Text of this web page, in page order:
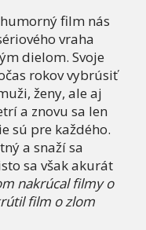
film nás
vraha
dielom. Svoje
rokov vybrúsiť
ženy, ale aj
a znovu sa len
sú pre každého.
a snaží sa
sa však akurát
nakrúcal filmy o
film o zlom